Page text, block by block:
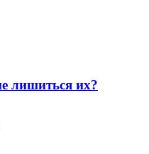
лишиться их?